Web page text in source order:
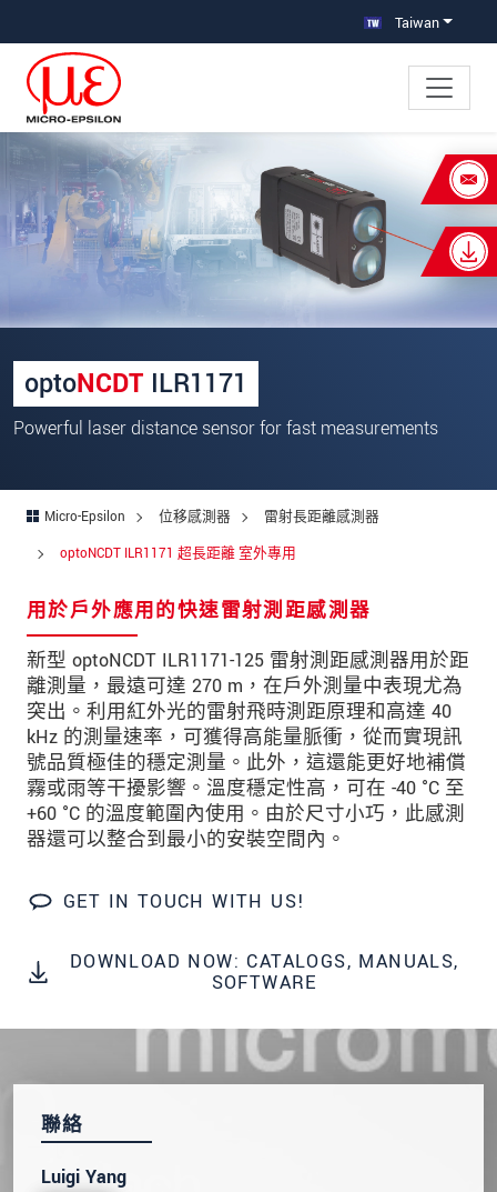
Taiwan
optoNCDT ILR1171
Powerful laser distance sensor for fast measurements
Micro-Epsilon 位移感測器
雷射長距離感測器
optoNCDT ILR1171 超長距離 室外專用
用於戶外應用的快速雷射測距感測器
新型 optoNCDT ILR1171-125 雷射測距感測器用於距
離測量，最遠可達 270 m，在戶外測量中表現尤為
突出。利用紅外光的雷射飛時測距原理和高達 40
kHz 的測量速率，可獲得高能量脈衝，從而實現訊
號品質極佳的穩定測量。此外，這還能更好地補償
霧或雨等干擾影響。溫度穩定性高，可在 -40 °C 至
+60 °C 的溫度範圍內使用。由於尺寸小巧，此感測
器還可以整合到最小的安裝空間內。
GET IN TOUCH WITH US!
DOWNLOAD NOW: CATALOGS, MANUALS,
SOFTWARE
聯絡
Luigi Yang
×
Your request for: optoNCDT ILR1171
超長距離 室外專用
連絡電話
留言*
* 必填資訊
我們謹慎的保護客戶個資，詳見
確認寄出